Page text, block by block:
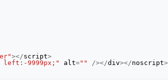
></script>
left:-9999px;" alt="" /></div></noscript>